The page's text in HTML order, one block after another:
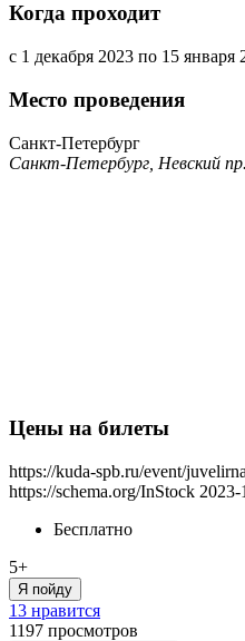
Когда проходит
с 1 декабря 2023 по 15 января
Место проведения
Санкт-Петербург
Санкт-Петербург, Невский
Цены на билеты
https://kuda-spb.ru/event/
https://schema.org/InStock
Бесплатно
5+
Я пойду
13 нравится
1197 просмотров